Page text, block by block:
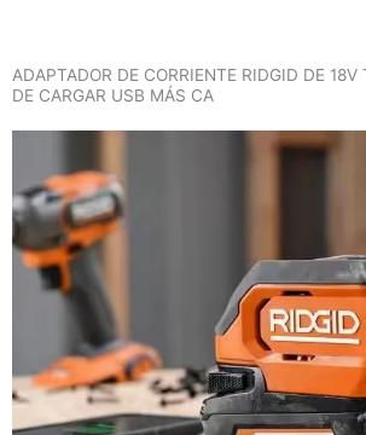
ADAPTADOR DE CORRIENTE RIDGID DE 18V
DE CARGAR USB MÁS CA